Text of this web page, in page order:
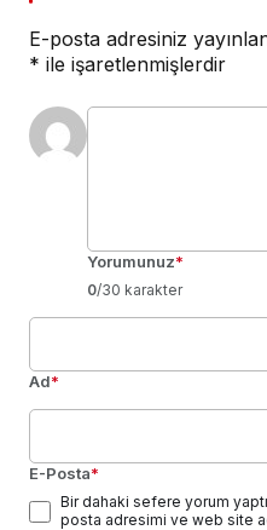
E-posta adresiniz
* ile işaretlenmişlerdir
Yorumunuz*
0/30 karakter
Ad*
E-Posta*
Bir dahaki sefere yorum
posta adresimi ve web site